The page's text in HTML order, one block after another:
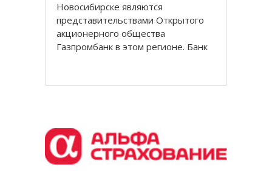
Новосибирске являются
представительствами Открытого
акционерного общества
Газпромбанк в этом регионе. Банк
промышленности. Он уже давно
время является